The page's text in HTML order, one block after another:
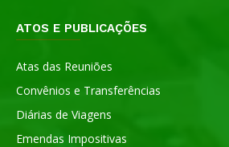
ATOS E PUBLICAÇÕES
Atas das Reuniões
Convênios e Transferências
Diárias de Viagens
Emendas Impositivas